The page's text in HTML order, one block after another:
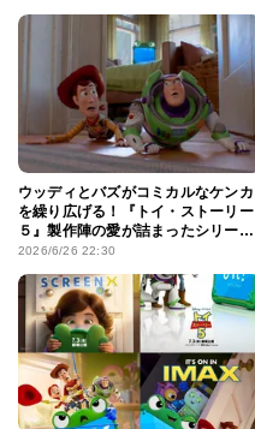
ウッディとバズがコミカルなケンカ
を繰り広げる！『トイ・ストーリー
５』製作陣の愛が詰まったシリーズ
1作目のオマージュ入り本編シーン
2026/6/26 22:30